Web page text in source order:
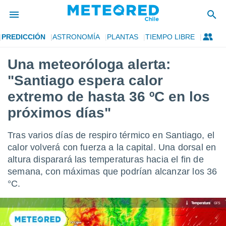
de
por
la
se
calidad.
las
forma
digital
basada
PREDICCIÓN ASTRONOMÍA PLANTAS TIEMPO LIBRE
Una meteoróloga alerta:
"Santiago espera calor
extremo de hasta 36 ºC en los
próximos días"
Tras varios días de respiro térmico en Santiago, el
calor volverá con fuerza a la capital. Una dorsal en
altura disparará las temperaturas hacia el fin de
semana, con máximas que podrían alcanzar los 36
°C.